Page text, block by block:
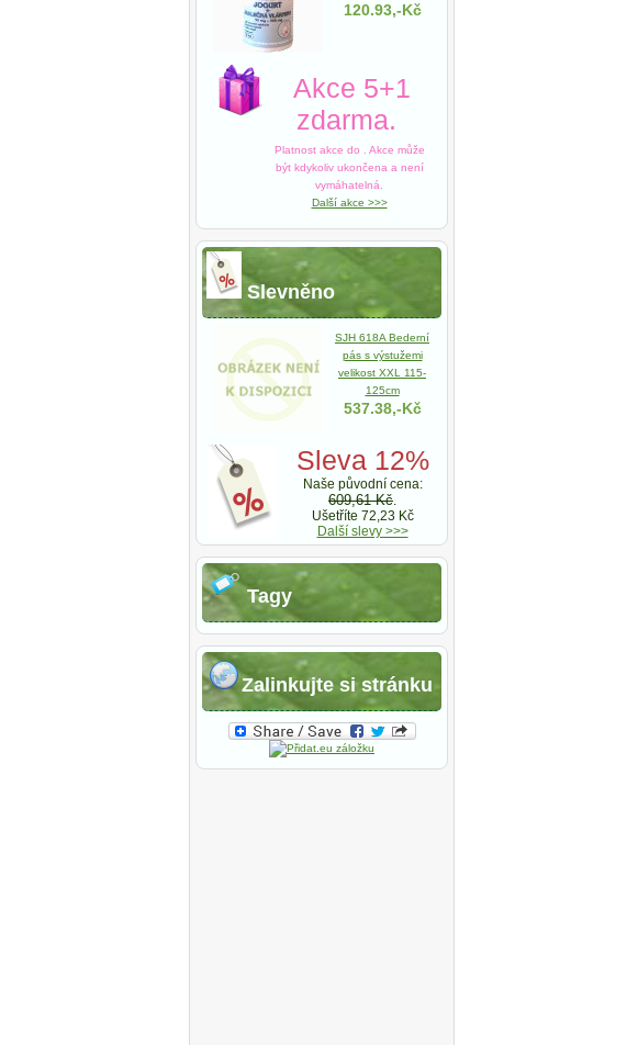
120.93,-Kč
Akce 5+1
zdarma.
Platnost akce do
. Akce může
být kdykoliv ukončena a není
vymáhatelná.
Další akce >>>
Slevněno
SJH 618A Bederní
pás s výstužemi
velikost XXL 115-
125cm
537.38,-Kč
Sleva 12%
Naše původní cena:
609,61 Kč.
Ušetříte 72,23 Kč
Další slevy >>>
Tagy
Zalinkujte si stránku